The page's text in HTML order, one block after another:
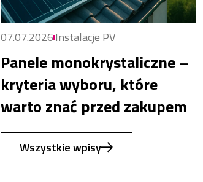
07.07.2026Instalacje PV
Panele monokrystaliczne –
kryteria wyboru, które
warto znać przed zakupem
Wszystkie wpisy